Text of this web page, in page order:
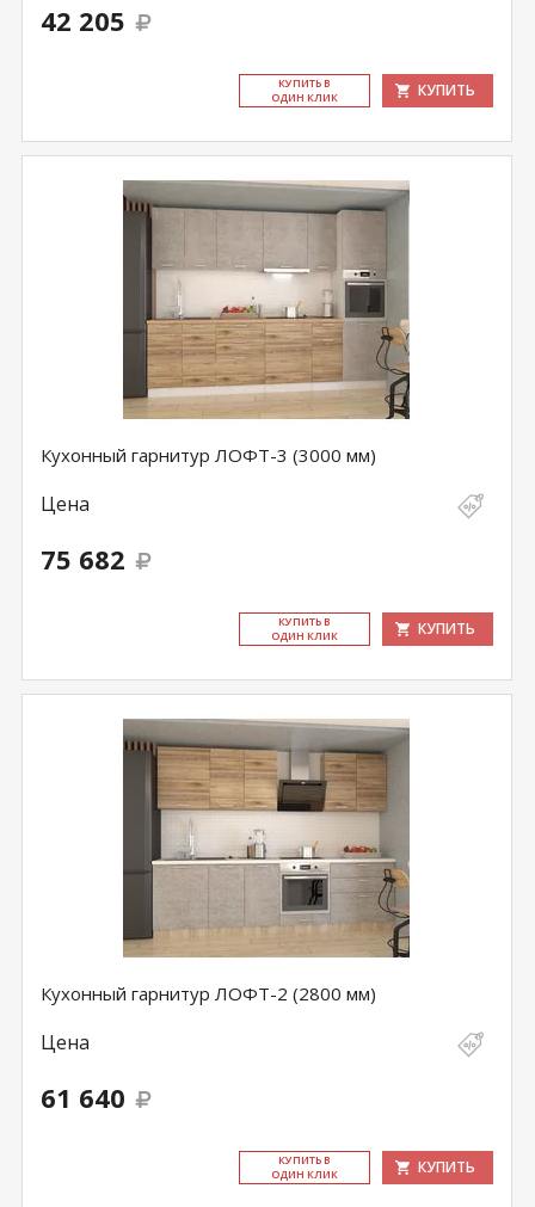
42 205
КУ­ПИТЬ В
ОДИН КЛИК
КУПИТЬ
Кухонный гарнитур ЛОФТ-3 (3000 мм)
Цена
75 682
КУ­ПИТЬ В
ОДИН КЛИК
КУПИТЬ
Кухонный гарнитур ЛОФТ-2 (2800 мм)
Цена
61 640
КУ­ПИТЬ В
ОДИН КЛИК
КУПИТЬ